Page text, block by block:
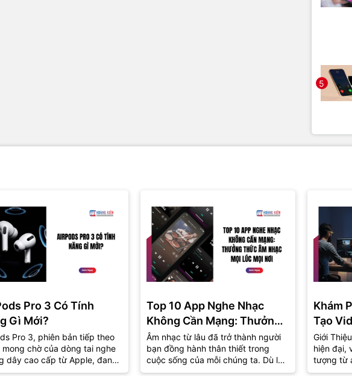
5
Pro 3 Có Tính
Gì Mới?
Pro 3, phiên bản tiếp theo
chờ của dòng tai nghe
dây cao cấp từ Apple, đang
sự quan tâm lớn từ cộng
Top 10 App Nghe Nhạc
Không Cần Mạng: Thưởng
Thức Âm Nhạc Mọi Nơi
Âm nhạc từ lâu đã trở thành người
bạn đồng hành thân thiết trong
cuộc sống của mỗi chúng ta. Dù là
lúc vui hay buồn, âm nhạc luôn
Khám
Tạo
Tính
2024
Giới
hiện đại,
tượng từ
xa lạ. Từ